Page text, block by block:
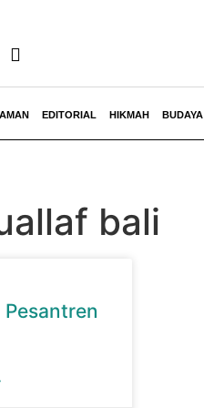
EDITORIAL HIKMAH BUDAYA
bali